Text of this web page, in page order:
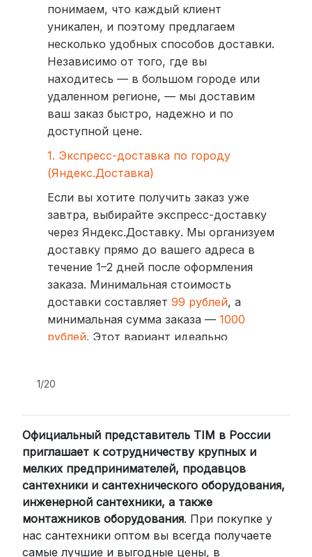
понимаем, что каждый клиент
уникален, и поэтому предлагаем
несколько удобных способов доставки.
Независимо от того, где вы
находитесь — в большом городе или
удаленном регионе, — мы доставим
ваш заказ быстро, надежно и по
доступной цене.
1. Экспресс-доставка по городу
(Яндекс.Доставка)
Если вы хотите получить заказ уже
завтра, выбирайте экспресс-доставку
через Яндекс.Доставку. Мы организуем
доставку прямо до вашего адреса в
течение 1–2 дней после оформления
заказа. Минимальная стоимость
доставки составляет 99 рублей, а
минимальная сумма заказа — 1000
рублей. Этот вариант идеально
компании (СДЭК, BoxBerry, DPD)
Для клиентов из других регионов
России мы сотрудничаем с
проверенными транспортными
компаниями:
СДЭК: Выбирайте доставку до
пункта выдачи (от 2 дней) или
курьером до двери (от 3 дней).
1/20
Официальный представитель TIM в России
приглашает к сотрудничеству крупных и
мелких предпринимателей, продавцов
сантехники и сантехнического оборудования,
инженерной сантехники, а также
монтажников оборудования. При покупке у
нас сантехники оптом вы всегда получаете
самые лучшие и выгодные цены, в